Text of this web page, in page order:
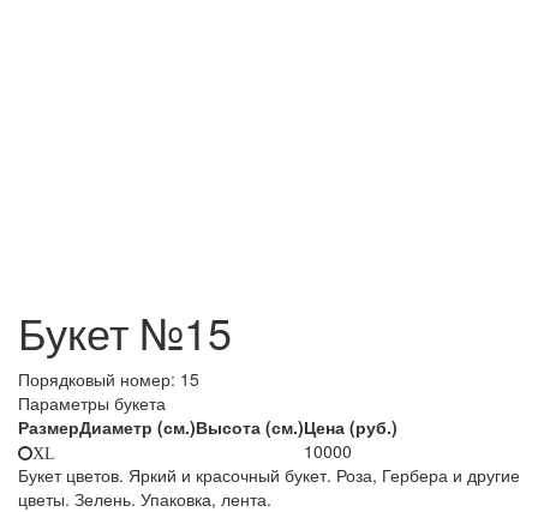
Букет №15
Порядковый номер: 15
Параметры букета
РазмерДиаметр (см.)Высота (см.)Цена (руб.)
XL
10000
Букет цветов. Яркий и красочный букет. Роза, Гербера и другие
цветы. Зелень. Упаковка, лента.